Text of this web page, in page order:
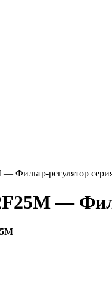
Фильтр-регулятор
—